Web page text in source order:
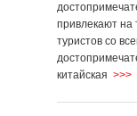
привлекают
туристов со
китайская >>>